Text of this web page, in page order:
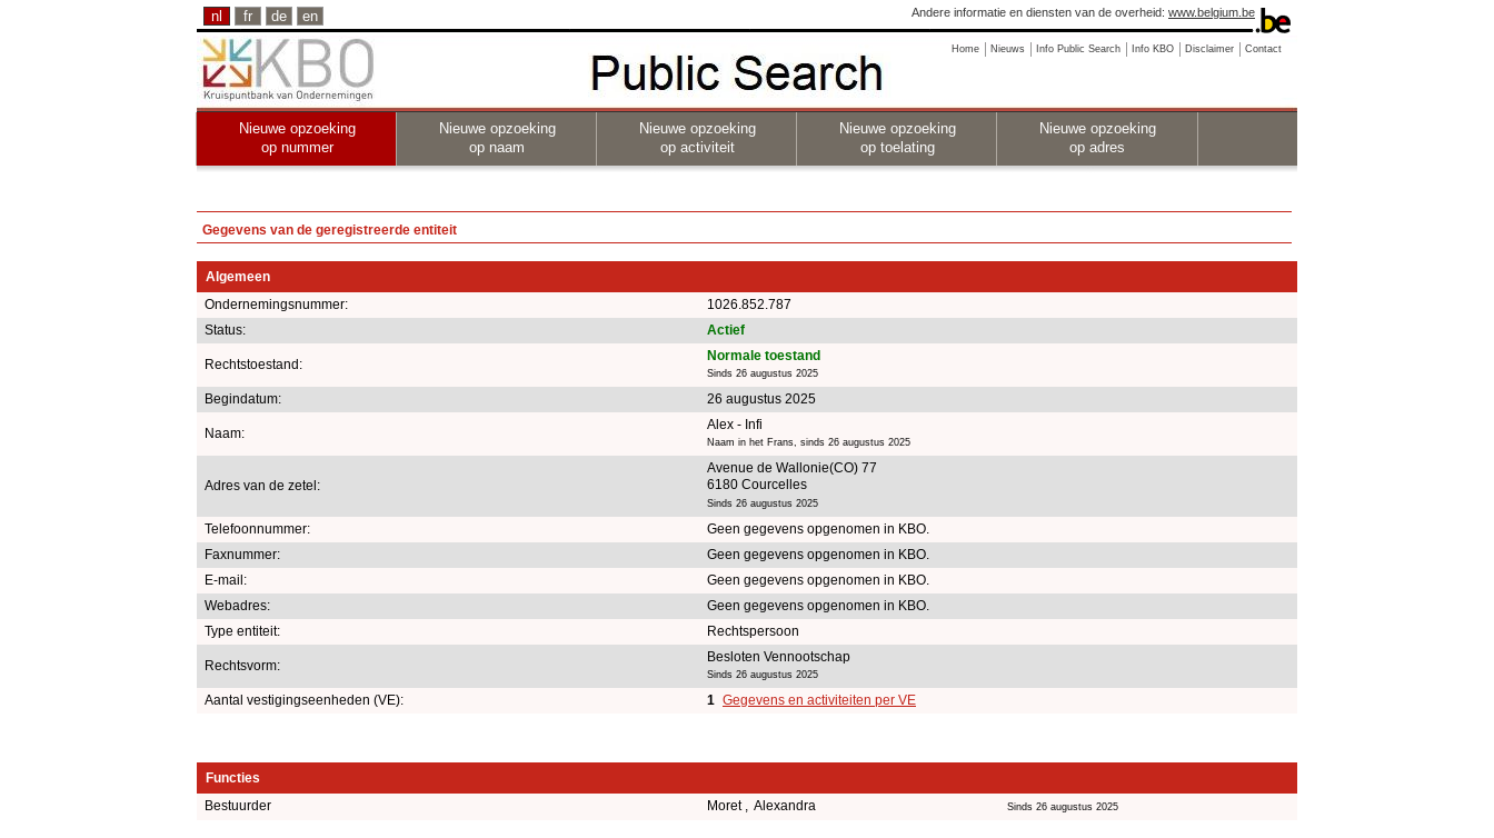
nl fr de en Andere informatie en diensten van de overheid: www.belgium.be
Home Nieuws Info Public Search Info KBO Disclaimer Contact
Nieuwe opzoeking
op nummer
Nieuwe opzoeking
op naam
Nieuwe opzoeking
op activiteit
Nieuwe opzoeking
op toelating
Nieuwe opzoeking
op adres
Gegevens van de geregistreerde entiteit
Algemeen
Ondernemingsnummer:
1026.852.787
Status:
Actief
Rechtstoestand:
Normale toestand
Sinds 26 augustus 2025
Begindatum: 26 augustus 2025
Naam:
Alex - Infi
Naam in het Frans, sinds 26 augustus 2025
Adres van de zetel:
Avenue de Wallonie(CO) 77
6180 Courcelles
Sinds 26 augustus 2025
Telefoonnummer:
Geen gegevens opgenomen in KBO.
Faxnummer:
Geen gegevens opgenomen in KBO.
E-mail:
Geen gegevens opgenomen in KBO.
Webadres:
Geen gegevens opgenomen in KBO.
Type entiteit:
Rechtspersoon
Rechtsvorm:
Besloten Vennootschap
Sinds 26 augustus 2025
Aantal vestigingseenheden (VE): 1 Gegevens en activiteiten per VE
Functies
Bestuurder
Moret , Alexandra Sinds 26 augustus 2025